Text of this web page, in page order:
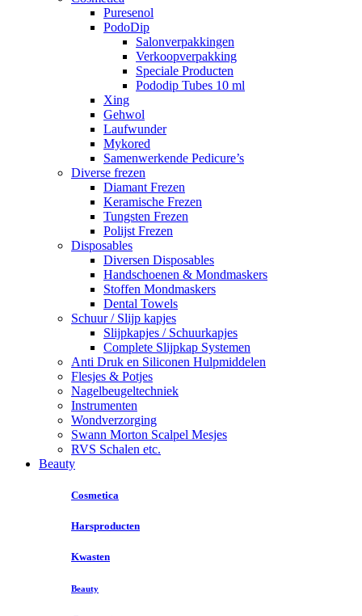
Puresenol
PodoDip
Salonverpakkingen
Verkoopverpakking
Speciale Producten
Pododip Tubes 10 ml
Xing
Gehwol
Laufwunder
Mykored
Samenwerkende Pedicure’s
Diverse frezen
Diamant Frezen
Keramische Frezen
Tungsten Frezen
Polijst Frezen
Disposables
Diversen Disposables
Handschoenen & Mondmaskers
Stoffen Mondmaskers
Dental Towels
Schuur / Slijp kapjes
Slijpkapjes / Schuurkapjes
Complete Slijpkap Systemen
Anti Druk en Siliconen Hulpmiddelen
Flesjes & Potjes
Nagelbeugeltechniek
Instrumenten
Wondverzorging
Swann Morton Scalpel Mesjes
RVS Schalen etc.
Beauty
Cosmetica
Harsproducten
Kwasten
Beauty